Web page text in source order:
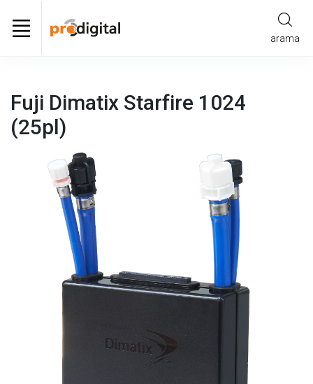
arama
Fuji Dimatix Starfire 1024
(25pl)